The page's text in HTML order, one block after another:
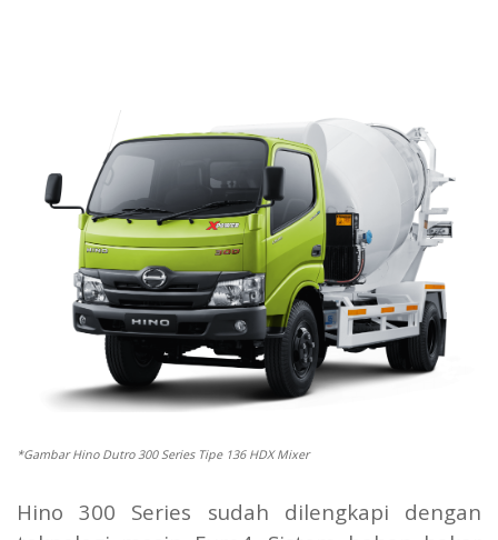
*Gambar Hino Dutro 300 Series Tipe 136 HDX Mixer
Hino 300 Series sudah dilengkapi dengan